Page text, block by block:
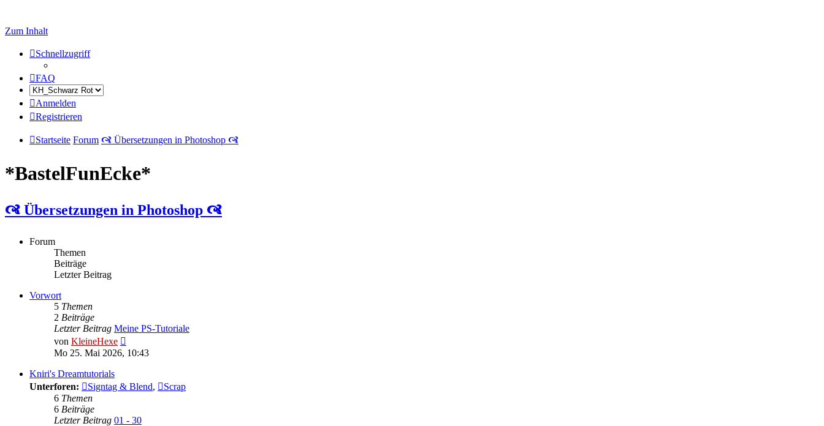
Zum Inhalt
Schnellzugriff
FAQ
Anmelden
Registrieren
Startseite Forum 🙧 Übersetzungen in Photoshop 🙧
*BastelFunEcke*
🙧 Übersetzungen in Photoshop 🙧
Forum
Themen
Beiträge
Letzter Beitrag
Vorwort
5 Themen
2 Beiträge
Letzter Beitrag Meine PS-Tutoriale
von KleineHexe
Beitrag
Mo 25. Mai 2026, 10:43
Kniri's Dreamtutorials
Unterforen:
Signtag & Blend,
Scrap
6 Themen
6 Beiträge
Letzter Beitrag 01 - 30